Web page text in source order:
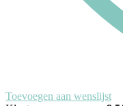
Toevoegen aan wenslijst